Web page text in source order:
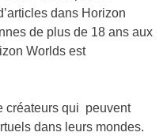
dans Horizon
de plus de 18 ans aux
Worlds est
créateurs qui peuvent
dans leurs mondes.